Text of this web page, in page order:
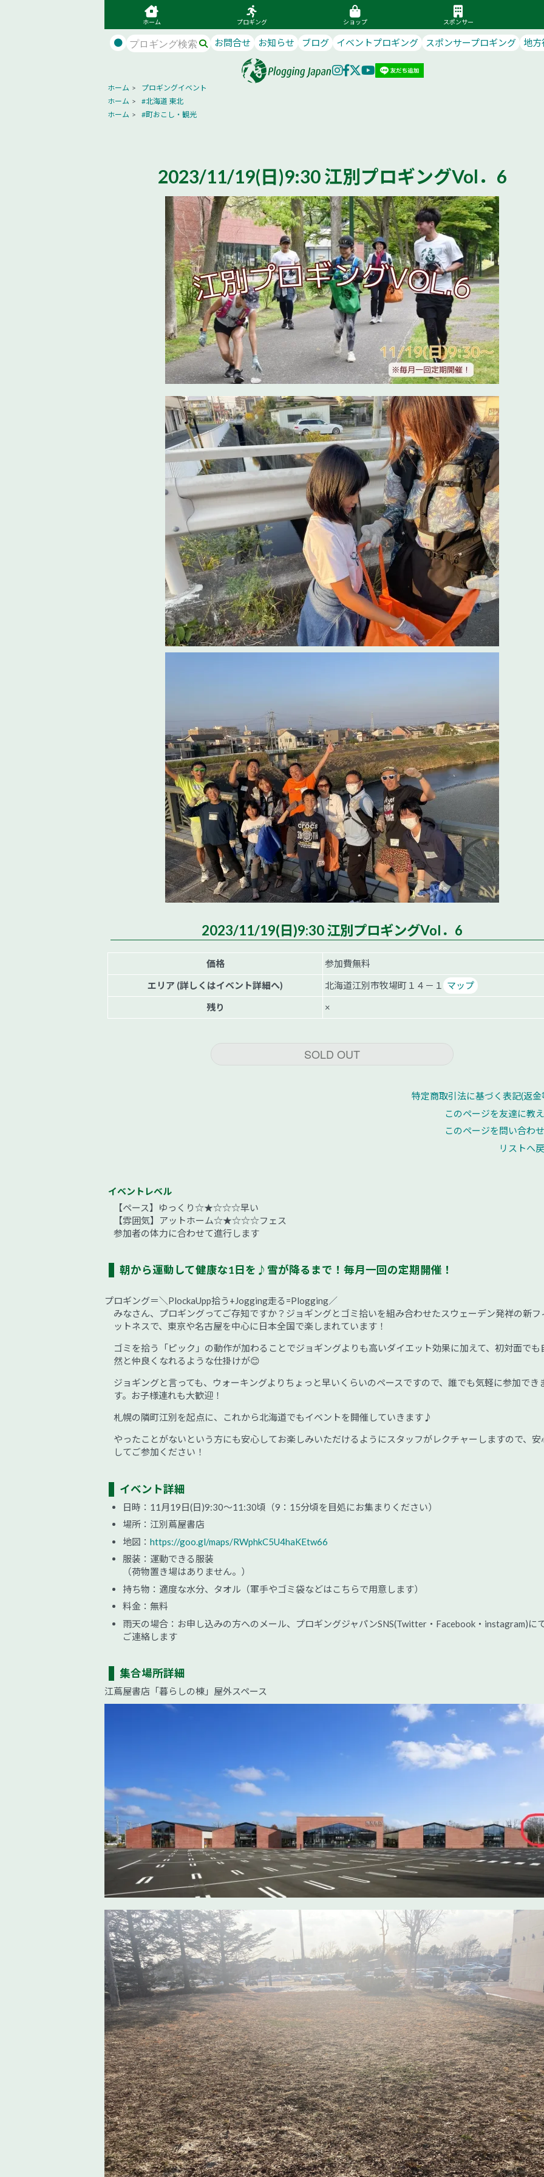
ホーム プロギング ショップ スポンサー
● お問合せ お知らせ ブログ イベントプロギング スポンサープロギング 地
ホーム >
プロギングイベント
ホーム >
#北海道 東北
ホーム > #町おこし・観光
2023/11/19(日)9:30 江別プロギングVol．6
2023/11/19(日)9:30 江別プロギングVol．6
価格
参加費無料
エリア (詳しくはイベント詳細へ)
北海道江別市牧場町１４－１
マップ
残り
×
SOLD OUT
特定商取引法に基づく表記(返金
このページを友達に教
このページを問い合わ
リストへ
イベントレベル
【ペース】ゆっくり☆★☆☆☆早い
【雰囲気】アットホーム☆★☆☆☆フェス
参加者の体力に合わせて進行します
朝から運動して健康な1日を♪雪が降るまで！毎月一回の定期開催！
プロギング＝＼PlockaUpp拾う+Jogging走る=Plogging／
みなさん、プロギングってご存知ですか？ジョギングとゴミ拾いを組み合わせたスウェーデン発祥の新フ
ットネスで、東京や名古屋を中心に日本全国で楽しまれています！
ゴミを拾う「ピック」の動作が加わることでジョギングよりも高いダイエット効果に加えて、初対面でも
然と仲良くなれるような仕掛けが😊
ジョギングと言っても、ウォーキングよりちょっと早いくらいのペースですので、誰でも気軽に参加でき
す。お子様連れも大歓迎！
札幌の隣町江別を起点に、これから北海道でもイベントを開催していきます♪
やったことがないという方にも安心してお楽しみいただけるようにスタッフがレクチャーしますので、安
してご参加ください！
イベント詳細
日時：11月19日(日)9:30～11:30頃（9：15分頃を目処にお集まりください）
場所：江別蔦屋書店
地図： https://goo.gl/maps/RWphkC5U4haKEtw66
服装：運動できる服装
（荷物置き場はありません。）
持ち物：適度な水分、タオル（軍手やゴミ袋などはこちらで用意します）
料金：無料
雨天の場合：お申し込みの方へのメール、プロギングジャパンSNS(Twitter・Facebook・instagram)に
ご連絡します
集合場所詳細
江蔦屋書店「暮らしの棟」屋外スペース